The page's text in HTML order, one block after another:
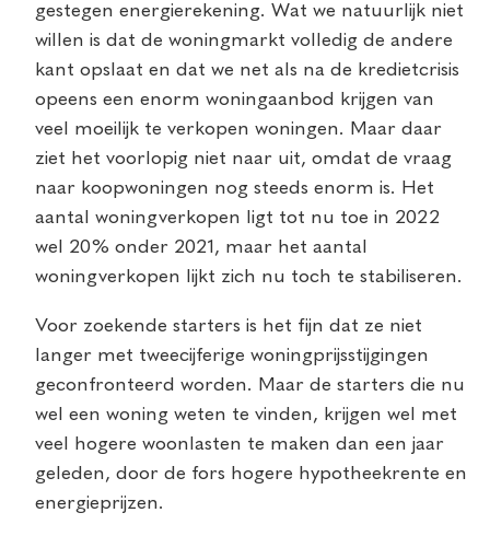
gestegen energierekening. Wat we natuurlijk niet
willen is dat de woningmarkt volledig de andere
kant opslaat en dat we net als na de kredietcrisis
opeens een enorm woningaanbod krijgen van
veel moeilijk te verkopen woningen. Maar daar
ziet het voorlopig niet naar uit, omdat de vraag
naar koopwoningen nog steeds enorm is. Het
aantal woningverkopen ligt tot nu toe in 2022
wel 20% onder 2021, maar het aantal
woningverkopen lijkt zich nu toch te stabiliseren.
Voor zoekende starters is het fijn dat ze niet
langer met tweecijferige woningprijsstijgingen
geconfronteerd worden. Maar de starters die nu
wel een woning weten te vinden, krijgen wel met
veel hogere woonlasten te maken dan een jaar
geleden, door de fors hogere hypotheekrente en
energieprijzen.